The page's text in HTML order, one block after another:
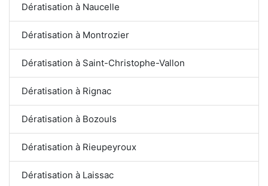
Dératisation à Naucelle
Dératisation à Montrozier
Dératisation à Saint-Christophe-Vallon
Dératisation à Rignac
Dératisation à Bozouls
Dératisation à Rieupeyroux
Dératisation à Laissac